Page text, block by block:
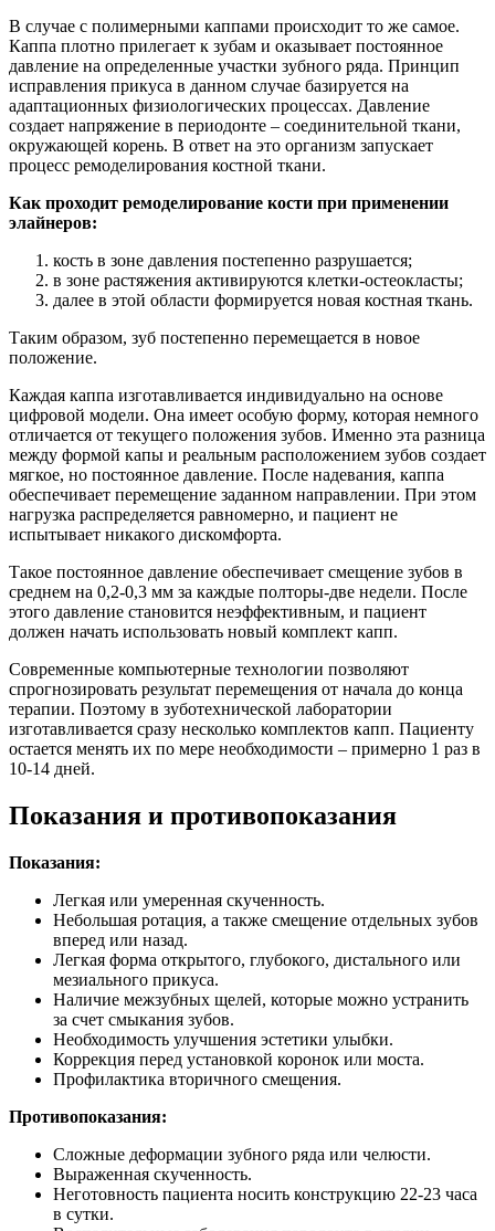
В случае с полимерными каппами происходит то же самое.
Каппа плотно прилегает к зубам и оказывает постоянное
давление на определенные участки зубного ряда. Принцип
исправления прикуса в данном случае базируется на
адаптационных физиологических процессах. Давление
создает напряжение в периодонте – соединительной ткани,
окружающей корень. В ответ на это организм запускает
процесс ремоделирования костной ткани.
Как проходит ремоделирование кости при применении
элайнеров:
кость в зоне давления постепенно разрушается;
в зоне растяжения активируются клетки-остеокласты;
далее в этой области формируется новая костная ткань.
Таким образом, зуб постепенно перемещается в новое
положение.
Каждая каппа изготавливается индивидуально на основе
цифровой модели. Она имеет особую форму, которая немного
отличается от текущего положения зубов. Именно эта разница
между формой капы и реальным расположением зубов создает
мягкое, но постоянное давление. После надевания, каппа
обеспечивает перемещение заданном направлении. При этом
нагрузка распределяется равномерно, и пациент не
испытывает никакого дискомфорта.
Такое постоянное давление обеспечивает смещение зубов в
среднем на 0,2-0,3 мм за каждые полторы-две недели. После
этого давление становится неэффективным, и пациент
должен начать использовать новый комплект капп.
Современные компьютерные технологии позволяют
спрогнозировать результат перемещения от начала до конца
терапии. Поэтому в зуботехнической лаборатории
изготавливается сразу несколько комплектов капп. Пациенту
остается менять их по мере необходимости – примерно 1 раз в
10-14 дней.
Показания и противопоказания
Показания:
Легкая или умеренная скученность.
Небольшая ротация, а также смещение отдельных зубов
вперед или назад.
Легкая форма открытого, глубокого, дистального или
мезиального прикуса.
Наличие межзубных щелей, которые можно устранить
за счет смыкания зубов.
Необходимость улучшения эстетики улыбки.
Коррекция перед установкой коронок или моста.
Профилактика вторичного смещения.
Противопоказания:
Сложные деформации зубного ряда или челюсти.
Выраженная скученность.
Неготовность пациента носить конструкцию 22-23 часа
в сутки.